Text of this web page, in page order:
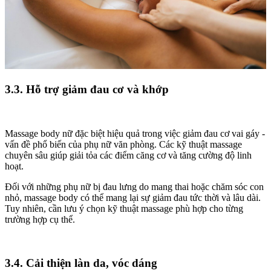
3.3. Hỗ trợ giảm đau cơ và khớp
Massage body nữ đặc biệt hiệu quả trong việc giảm đau cơ vai gáy -
vấn đề phổ biến của phụ nữ văn phòng. Các kỹ thuật massage
chuyên sâu giúp giải tỏa các điểm căng cơ và tăng cường độ linh
hoạt.
Đối với những phụ nữ bị đau lưng do mang thai hoặc chăm sóc con
nhỏ, massage body có thể mang lại sự giảm đau tức thời và lâu dài.
Tuy nhiên, cần lưu ý chọn kỹ thuật massage phù hợp cho từng
trường hợp cụ thể.
3.4. Cải thiện làn da, vóc dáng